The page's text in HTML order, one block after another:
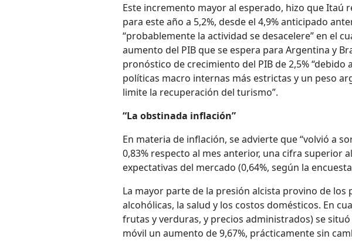
Este incremento mayor al esperado, hizo que Itaú
para este año a 5,2%, desde el 4,9% anticipado
“probablemente la actividad se desacelere” en el
aumento del PIB que se espera para Argentina y
pronóstico de crecimiento del PIB de 2,5%
políticas macro internas más estrictas y un peso
limite la recuperación del turismo”.
“La obstinada inflación”
En materia de inflación, se advierte que “volvió a
0,83% respecto al mes anterior, una cifra superior
expectativas del mercado (0,64%, según la
La mayor parte de la presión alcista provino de los
alcohólicas, la salud y los costos domésticos. En
frutas y verduras, y precios administrados) se
móvil un aumento de 9,67%, prácticamente sin